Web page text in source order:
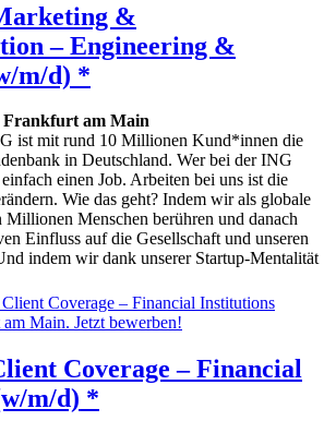
&
– Engineering &
m/d) *
Frankfurt am Main
ist mit rund 10 Millionen Kund*innen die
in Deutschland. Wer bei der ING
einen Job. Arbeiten bei uns ist die
Wie das geht? Indem wir als globale
Millionen Menschen berühren und danach
Einfluss auf die Gesellschaft und unseren
indem wir dank unserer Startup-Mentalität
Coverage – Financial
m/d) *